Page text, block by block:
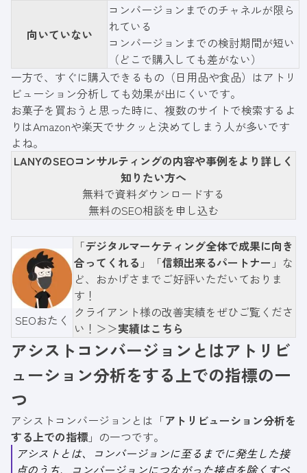
向いていない
コンバージョンまでのチャネルが限ら
れている
コンバージョンまでの検討期間が短い
（どこで購入しても差がない）
一方で、すぐに購入できるもの（日用品や食品）はアトリ
ビューション分析しても効果が出にくいです。
お菓子を買おうと思った時に、複数のサイトで検索するよ
りはAmazonや楽天でサクッと決めてしまう人が多いです
よね。
LANYのSEOコンサルティングの内容や事例をより詳しく
知りたい方へ
無料で資料ダウンロードする
無料のSEO相談を申し込む
SEOおたく
「デジタルマーケティング全体で成果に向き
合ってくれる 」「信頼出来るパートナー 」な
ど、おかげさまでご好評いただいておりま
す！
クライアント様の改善実績をぜひご覧くださ
い！＞＞実績はこちら
アシストコンバージョンとはアトリビ
ューション分析をする上での指標の一
つ
アシストコンバージョンとは「アトリビューション分析を
する上での指標 」の一つです。
アシストとは、コンバージョンに至るまでに発生した接
点のうち、コンバージョンにつながった接点を除くすべ